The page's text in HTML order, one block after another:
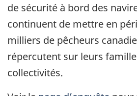
de sécurité à bord des
continuent de mettre en
milliers de pêcheurs
répercutent sur leurs
collectivités.